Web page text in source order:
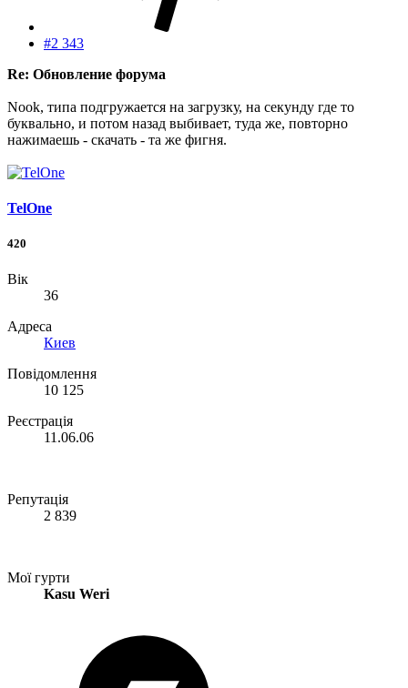
#2 343
Re: Обновление форума
Nook, типа подгружается на загрузку, на секунду где то
буквально, и потом назад выбивает, туда же, повторно
нажимаешь - скачать - та же фигня.
TelOne
420
Вік
36
Адреса
Киев
Повідомлення
10 125
Реєстрація
11.06.06
Репутація
2 839
Мої гурти
Kasu Weri